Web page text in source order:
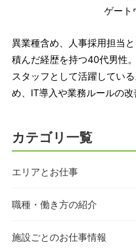
ゲート
異業種含め、人事採用担当
積んだ経歴を持つ40代男性
スタッフとして活躍してい
め、IT導入や業務ルールの改
カテゴリ一覧
エリアとお仕事
職種・働き方の紹介
施設ごとのお仕事情報